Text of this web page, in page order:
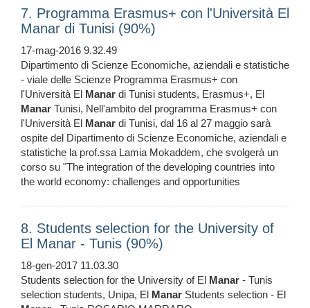
7. Programma Erasmus+ con l'Università El
Manar di Tunisi (90%)
17-mag-2016 9.32.49
Dipartimento di Scienze Economiche, aziendali e statistiche
- viale delle Scienze Programma Erasmus+ con
l'Università El Manar di Tunisi students, Erasmus+, El
Manar Tunisi, Nell'ambito del programma Erasmus+ con
l'Università El Manar di Tunisi, dal 16 al 27 maggio sarà
ospite del Dipartimento di Scienze Economiche, aziendali e
statistiche la prof.ssa Lamia Mokaddem, che svolgerà un
corso su "The integration of the developing countries into
the world economy: challenges and opportunities
8. Students selection for the University of
El Manar - Tunis (90%)
18-gen-2017 11.03.30
Students selection for the University of El Manar - Tunis
selection students, Unipa, El Manar Students selection - El